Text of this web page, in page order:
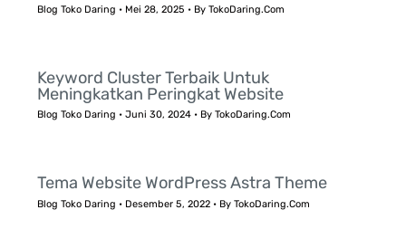
Blog Toko Daring • Mei 28, 2025 • ByTokoDaring.Com
Keyword Cluster Terbaik Untuk
Meningkatkan Peringkat Website
Blog Toko Daring •Juni 30, 2024 • ByTokoDaring.Com
Tema Website WordPress Astra Theme
Blog Toko Daring • Desember 5, 2022 • ByTokoDaring.Com